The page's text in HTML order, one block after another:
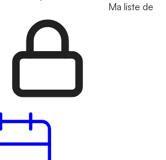
Ma liste de